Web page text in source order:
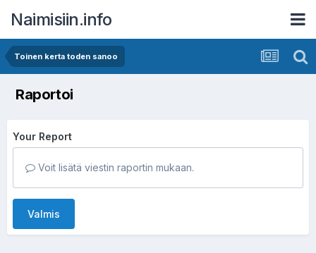
Naimisiin.info
Toinen kerta toden sanoo
Raportoi
Your Report
Voit lisätä viestin raportin mukaan.
Valmis